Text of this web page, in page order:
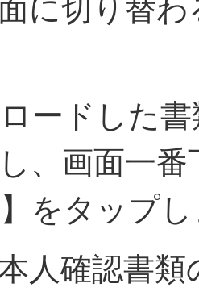
に切り替わ
ードした書
、画面一
をタップ
人確認書類